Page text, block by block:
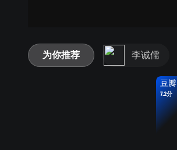
为你推荐 李诚儒
豆瓣
7.2分